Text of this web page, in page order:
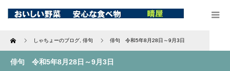
Home しゃちょーのブログ 俳句 俳句 令和5年8月28日～9月3日
俳句 令和5年8月28日～9月3日